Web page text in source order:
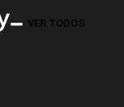
VER TODOS